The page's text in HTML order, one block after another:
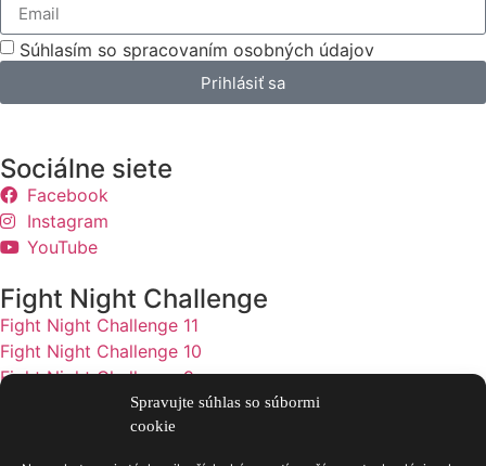
Spravujte súhlas so súbormi
cookie
Súhlasím so spracovaním osobných údajov
Prihlásiť sa
Sociálne siete
Facebook
Instagram
YouTube
Fight Night Challenge
Fight Night Challenge 11
Fight Night Challenge 10
Fight Night Challenge 9
Fight Night Challenge 8
Zásady ochrany osobných údajov